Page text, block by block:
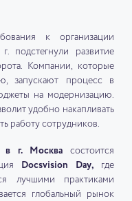
к организации
подстегнули развитие
Компании, которые
запускают процесс в
на модернизацию.
удобно накапливать
работу сотрудников.
в г. Москва состоится
Docsvision Day, где
лучшими практиками
глобальный рынок